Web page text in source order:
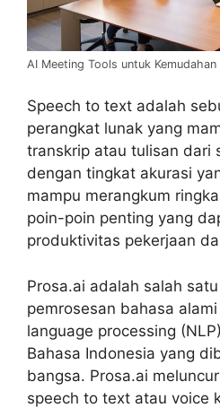
AI Meeting Tools untuk Kemudahan
Speech to text adalah
perangkat lunak yang
transkrip atau tulisan dari
dengan tingkat akurasi
mampu merangkum
poin-poin penting yang
produktivitas pekerjaan
Prosa.ai adalah salah
pemrosesan bahasa
language processing
Bahasa Indonesia yang
bangsa. Prosa.ai
speech to text atau voice